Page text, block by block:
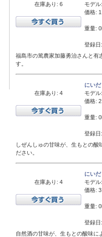
在庫あり: 6
モデル:
価格:
重量:
登録
福島市の篤農家加藤勇治さんと有
す。
在庫あり: 4
にい
モデル:
価格:
重量:
登録
しぜんしゅの甘味が、生もとの
ださい。
在庫あり: 4
にい
モデル:
価格:
重量:
登録
自然酒の甘味が、生もとの酸味